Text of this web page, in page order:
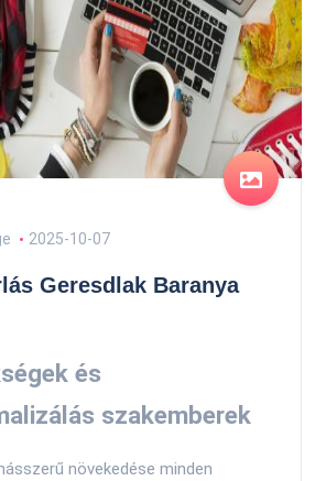
2025-10-07
Geresdlak Baranya
és
szakemberek
növekedése minden